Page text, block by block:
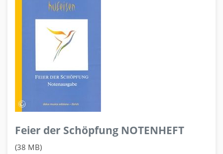
Feier der Schöpfung NOTENHEFT
(38 MB)